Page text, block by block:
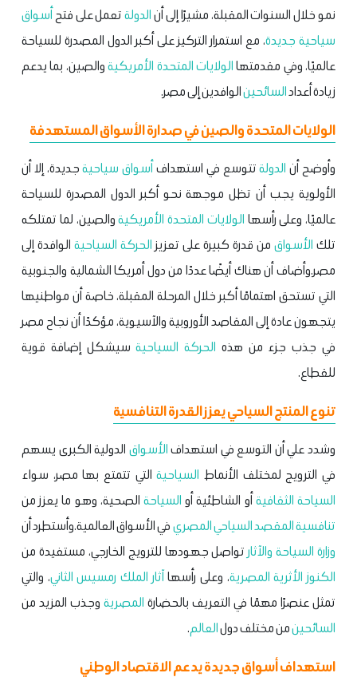
نمو خلال السنوات المقبلة، مشيرًا إلى أنالدولةتعمل على فتحأسواق
سياحية جديدة، مع استمرار التركيز على أكبر الدول المصدرة للسياحة
عالميًا، وفي مقدمتهاالولايات المتحدة الأمريكيةوالصين، بما يدعم
زيادة أعدادالسائحينالوافدين إلى مصر.
الولايات المتحدة والصين في صدارة الأسواق المستهدفة
وأوضح أن الدولةتتوسع في استهدافأسواق سياحيةجديدة، إلا أن
الأولوية يجب أن تظل موجهة نحو أكبر الدول المصدرة للسياحة
عالميًا، وعلى رأسها الولايات المتحدة الأمريكيةوالصين، لما تمتلكه
تلك الأسواق من قدرة كبيرة على تعزيز الحركة السياحية الوافدة إلى
مصر.وأضاف أن هناك أيضًا عددًا من دول أمريكا الشمالية والجنوبية
التي تستحق اهتمامًا أكبر خلال المرحلة المقبلة، خاصة أن مواطنيها
يتجهون عادة إلى المقاصد الأوروبية والآسيوية، مؤكدًا أن نجاح مصر
في جذب جزء من هذه الحركة السياحيةسيشكل إضافة قوية
للقطاع.
تنوع المنتج السياحي يعزز القدرة التنافسية
وشدد علي أن التوسع في استهدافالأسواق الدولية الكبرى يسهم
في الترويج لمختلف الأنماط السياحيةالتي تتمتع بها مصر، سواء
السياحة الثقافيةأو الشاطئية أو السياحة الصحية، وهو ما يعزز من
تنافسيةالمقصد السياحي المصريفي الأسواق العالمية.وأستطرد أن
وزارة السياحة والآثارتواصل جهودها للترويج الخارجي، مستفيدة من
الكنوز الأثرية المصرية، وعلى رأسهاآثار الملك رمسيس الثاني، والتي
تمثل عنصرًا مهمًا في التعريف بالحضارة المصرية وجذب المزيد من
السائحينمن مختلف دولالعالم.
استهداف أسواق جديدة يدعم الاقتصاد الوطني